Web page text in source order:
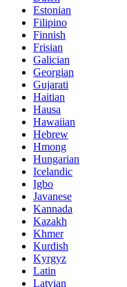
Estonian
Filipino
Finnish
Frisian
Galician
Georgian
Gujarati
Haitian
Hausa
Hawaiian
Hebrew
Hmong
Hungarian
Icelandic
Igbo
Javanese
Kannada
Kazakh
Khmer
Kurdish
Kyrgyz
Latin
Latvian